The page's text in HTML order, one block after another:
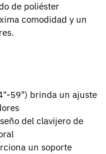
de poliéster
comodidad y un
59") brinda un ajuste
del clavijero de
un soporte